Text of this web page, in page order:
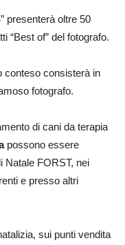
” presenterà oltre 50
“Best of” del fotografo.
conteso consisterà in
fotografo.
di cani da terapia
possono essere
Natale FORST, nei
e presso altri
sui punti vendita